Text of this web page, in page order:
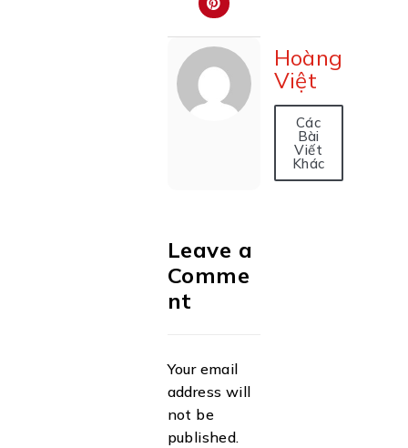
Hoàng
Việt
Các
Bài
Viết
Khác
Leave a
Comme
nt
Your email
address will
not be
published.